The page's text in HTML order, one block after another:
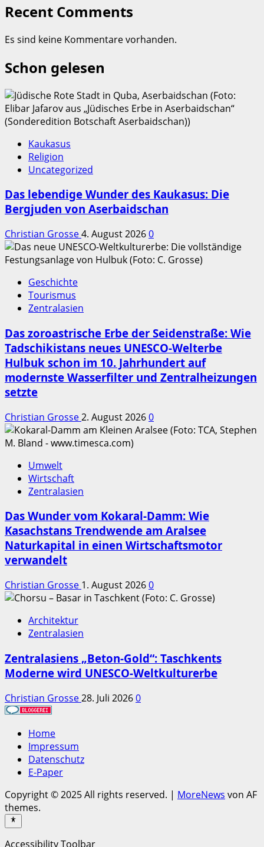
Recent Comments
Es sind keine Kommentare vorhanden.
Schon gelesen
Kaukasus
Religion
Uncategorized
Das lebendige Wunder des Kaukasus: Die
Bergjuden von Aserbaidschan
Christian Grosse4. August 20260
Geschichte
Tourismus
Zentralasien
Das zoroastrische Erbe der Seidenstraße: Wie
Tadschikistans neues UNESCO-Welterbe
Hulbuk schon im 10. Jahrhundert auf
modernste Wasserfilter und Zentralheizungen
setzte
Christian Grosse2. August 20260
Umwelt
Wirtschaft
Zentralasien
Das Wunder vom Kokaral-Damm: Wie
Kasachstans Trendwende am Aralsee
Naturkapital in einen Wirtschaftsmotor
verwandelt
Christian Grosse 1. August 20260
Architektur
Zentralasien
Zentralasiens „Beton-Gold“: Taschkents
Moderne wird UNESCO-Weltkulturerbe
Christian Grosse28. Juli 20260
Home
Impressum
Datenschutz
E-Paper
Copyright © 2025 All rights reserved. | MoreNews von AF
themes.
Accessibility Toolbar